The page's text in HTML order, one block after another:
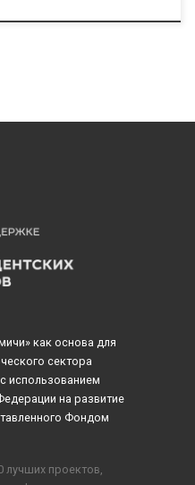
как основа для
сектора
использованием
на развитие
Фондом
лучших проектов,